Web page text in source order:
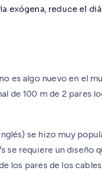
exógena, reduce el
es algo nuevo en el
de 100 m de 2
se hizo muy
se requiere un
los pares de los